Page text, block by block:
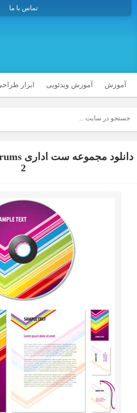
تماس با ما
آموزش آموزش ویدئویی ابزار
2